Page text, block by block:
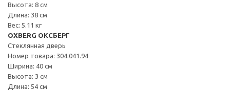
Высота: 8 см
Длина: 38 см
Вес: 5.11 кг
OXBERG ОКСБЕРГ
Стеклянная дверь
Номер товара: 304.041.94
Ширина: 40 см
Высота: 3 см
Длина: 54 см